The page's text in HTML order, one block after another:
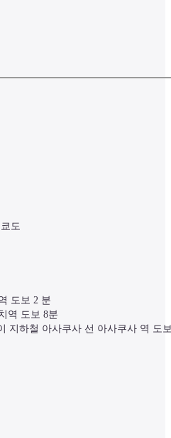
도
도보 2 분
역 도보 8분
지하철 아사쿠사 선 아사쿠사 역 도